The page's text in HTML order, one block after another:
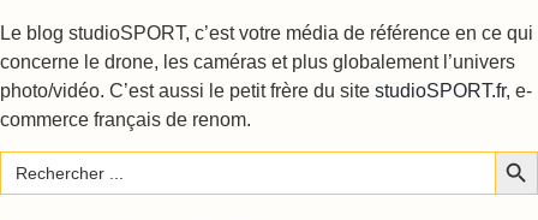
Le blog studioSPORT, c’est votre média de référence en ce qui
concerne le drone, les caméras et plus globalement l’univers
photo/vidéo. C’est aussi le petit frère du site studioSPORT.fr, e-
commerce français de renom.
for: